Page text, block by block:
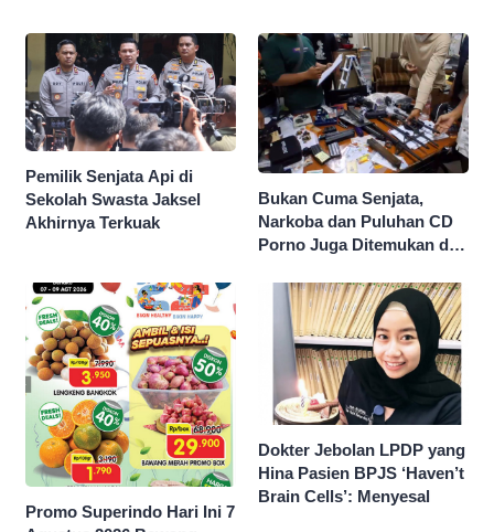
Pemilik Senjata Api di
Sekolah Swasta Jaksel
Akhirnya Terkuak
Bukan Cuma Senjata,
Narkoba dan Puluhan CD
Porno Juga Ditemukan di
Promo Superindo Hari Ini 7
Dokter Jebolan LPDP yang
Hina Pasien BPJS ‘Haven’t
Brain Cells’: Menyesal